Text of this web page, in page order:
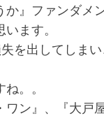
』ファンダ
ます。
を出してしま
。。
ン』、『大